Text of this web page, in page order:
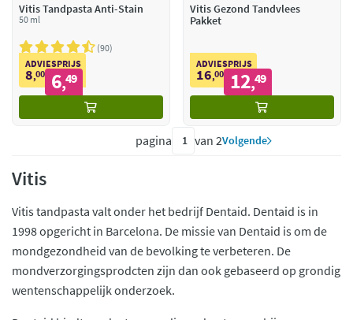
Vitis Tandpasta Anti-Stain
50 ml
90
ADVIESPRIJS
8,00 6,49
Vitis Gezond Tandvlees
Pakket
ADVIESPRIJS
16,00 12,49
pagina van 2Volgende
Vitis
Vitis tandpasta valt onder het bedrijf Dentaid. Dentaid is in
1998 opgericht in Barcelona. De missie van Dentaid is om de
mondgezondheid van de bevolking te verbeteren. De
mondverzorgingsprodcten zijn dan ook gebaseerd op grondig
wentenschappelijk onderzoek.